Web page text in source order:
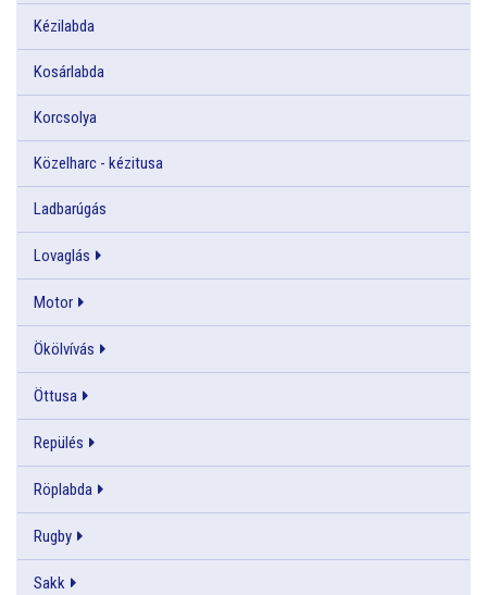
Kézilabda
Kosárlabda
Korcsolya
Közelharc - kézitusa
Ladbarúgás
Lovaglás
Motor
Ökölvívás
Öttusa
Repülés
Röplabda
Rugby
Sakk